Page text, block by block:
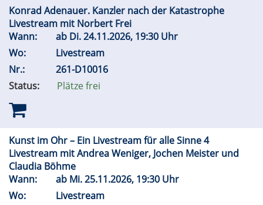
Konrad Adenauer. Kanzler nach der Katastrophe
Livestream mit Norbert Frei
Wann:
ab Di.24.11.2026, 19:30 Uhr
Wo:
Livestream
Nr.:
261-D10016
Status:
Plätze frei
Kunst im Ohr – Ein Livestream für alle Sinne 4
Livestream mit Andrea Weniger, Jochen Meister und
Claudia Böhme
Wann:
ab Mi.25.11.2026, 19:30 Uhr
Wo:
Livestream